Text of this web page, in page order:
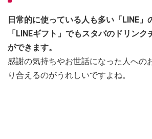
日常的に使っている人も多い「LINE」
「LINEギフト」でもスタバのドリンク
ができます。
感謝の気持ちやお世話になった人への
り合えるのがうれしいですよね。